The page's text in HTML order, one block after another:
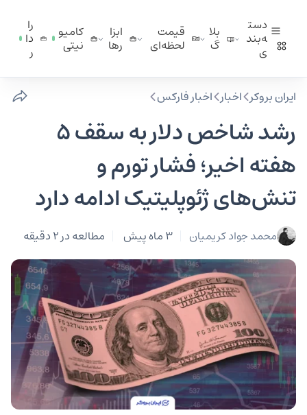
دست
ه‌بند
ی
بلا
گ
قیمت
لحظه‌ای
ابزا
ر‌ها
کامیو
نیتی
را
دا
ر
ایران بروکر اخبار اخبار فارکس
رشد شاخص دلار به سقف ۵
هفته‌ اخیر؛ فشار تورم و
تنش‌های ژئوپلیتیک ادامه دارد
محمد جواد کریمیان 3 ماه پیش مطالعه در 2 دقیقه